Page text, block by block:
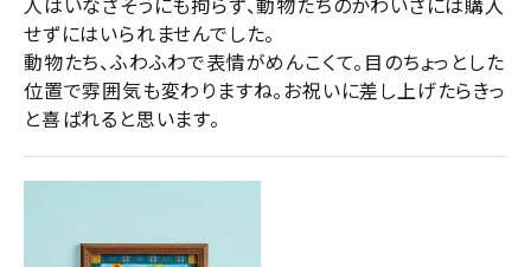
せずにはいられませんでした。
動物たち、ふわふわで表情がめんこくて。目のちょっとした
位置で雰囲気も変わりますね。お祝いに差し上げたらきっ
と喜ばれると思います。